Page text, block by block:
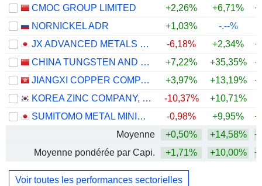
CMOC GROUP LIMITED
+2,26% +6,71%
NORNICKEL ADR
+1,03%
-.--%
JX ADVANCED METALS CORPORATION
-6,18% +2,34%
CHINA TUNGSTEN AND HIGHTECH MATERIALS CO.,LTD
+7,22% +35,35%
JIANGXI COPPER COMPANY LIMITED
+3,97% +13,19%
KOREA ZINC COMPANY, LTD.
-10,37% +10,71%
SUMITOMO METAL MINING CO., LTD.
-0,98% +9,95%
Moyenne
+0,50% +14,58%
Moyenne pondérée par Capi.
+1,71% +10,00%
Voir toutes les performances sectorielles